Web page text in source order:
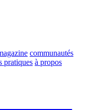
communautés
pratiques à propos